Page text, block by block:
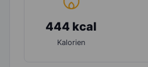
444 kcal
Kalorien